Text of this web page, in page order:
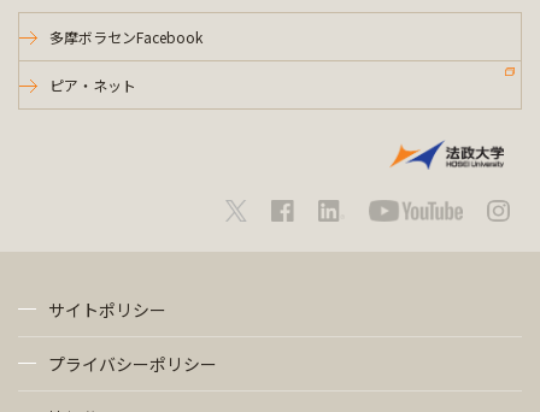
多摩ボラセンFacebook
ピア・ネット
サイトポリシー
プライバシーポリシー